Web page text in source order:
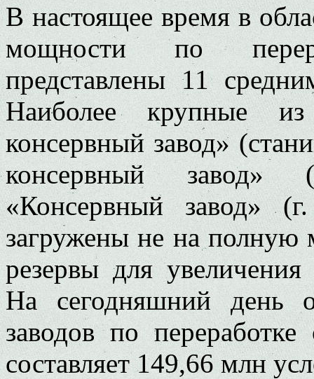
В настоящее время в
мощности по
представлены 11
Наиболее крупные
консервный завод»
консервный завод»
«Консервный завод»
загружены не на полную
резервы для
На сегодняшний день
заводов по
составляет 149,66 млн